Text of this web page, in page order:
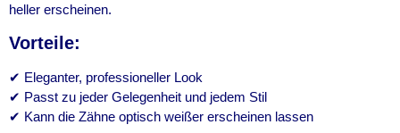
heller erscheinen.
Vorteile:
✔ Eleganter, professioneller Look
✔ Passt zu jeder Gelegenheit und jedem Stil
✔ Kann die Zähne optisch weißer erscheinen lassen